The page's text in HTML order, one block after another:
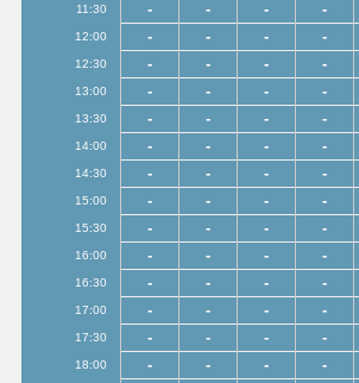
11:30 - - - -
12:00 - - - -
12:30 - - - -
13:00 - - - -
13:30 - - - -
14:00 - - - -
14:30 - - - -
15:00 - - - -
15:30 - - - -
16:00 - - - -
16:30 - - - -
17:00 - - - -
17:30 - - - -
18:00 - - - -